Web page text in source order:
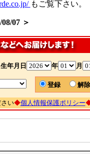
もご覧下さい。
07 ＞
月日 年 月
登録 解
い◆個人情報保護ポリシー